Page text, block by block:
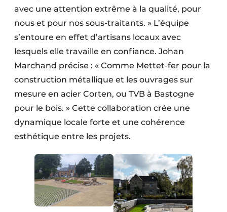
avec une attention extrême à la qualité, pour
nous et pour nos sous-traitants. » L’équipe
s’entoure en effet d’artisans locaux avec
lesquels elle travaille en confiance. Johan
Marchand précise : « Comme Mettet-fer pour la
construction métallique et les ouvrages sur
mesure en acier Corten, ou TVB à Bastogne
pour le bois. » Cette collaboration crée une
dynamique locale forte et une cohérence
esthétique entre les projets.